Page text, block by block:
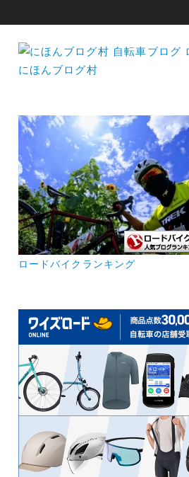
にほんブログ村
ロードバイクランキング